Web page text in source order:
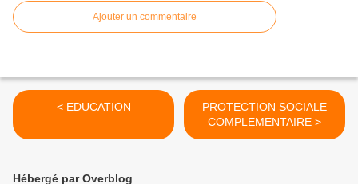
Ajouter un commentaire
< EDUCATION
PROTECTION SOCIALE
COMPLEMENTAIRE >
Hébergé par Overblog